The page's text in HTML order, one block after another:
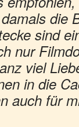
die
sind
nur
viel
in die
auch für